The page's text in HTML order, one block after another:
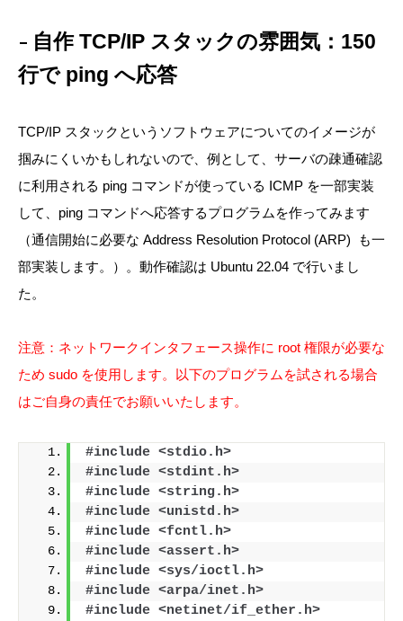
自作 TCP/IP スタックの雰囲気：150
行で ping へ応答
TCP/IP スタックというソフトウェアについてのイメージが
掴みにくいかもしれないので、例として、サーバの疎通確認
に利用される ping コマンドが使っている ICMP を一部実装
して、ping コマンドへ応答するプログラムを作ってみます
（通信開始に必要な Address Resolution Protocol (ARP) も一
部実装します。）。動作確認は Ubuntu 22.04 で行いまし
た。
注意：ネットワークインタフェース操作に root 権限が必要な
ため sudo を使用します。以下のプログラムを試される場合
はご自身の責任でお願いいたします。
#include <stdio.h>
#include <stdint.h>
#include <string.h>
#include <unistd.h>
#include <fcntl.h>
#include <assert.h>
#include <sys/ioctl.h>
#include <arpa/inet.h>
#include <netinet/if_ether.h>